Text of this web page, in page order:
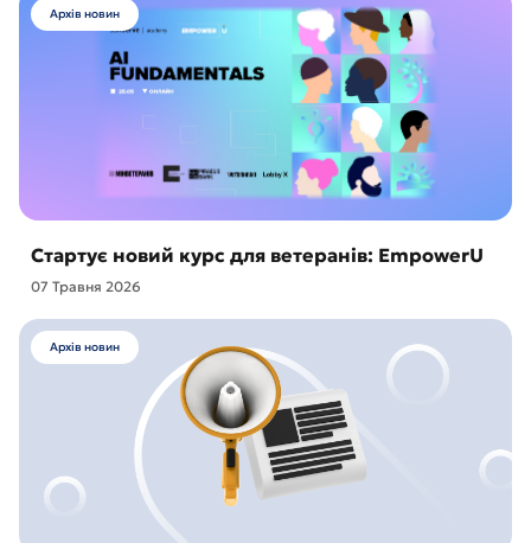
Архів новин
Стартує новий курс для ветеранів: EmpowerU
07 Травня 2026
Архів новин